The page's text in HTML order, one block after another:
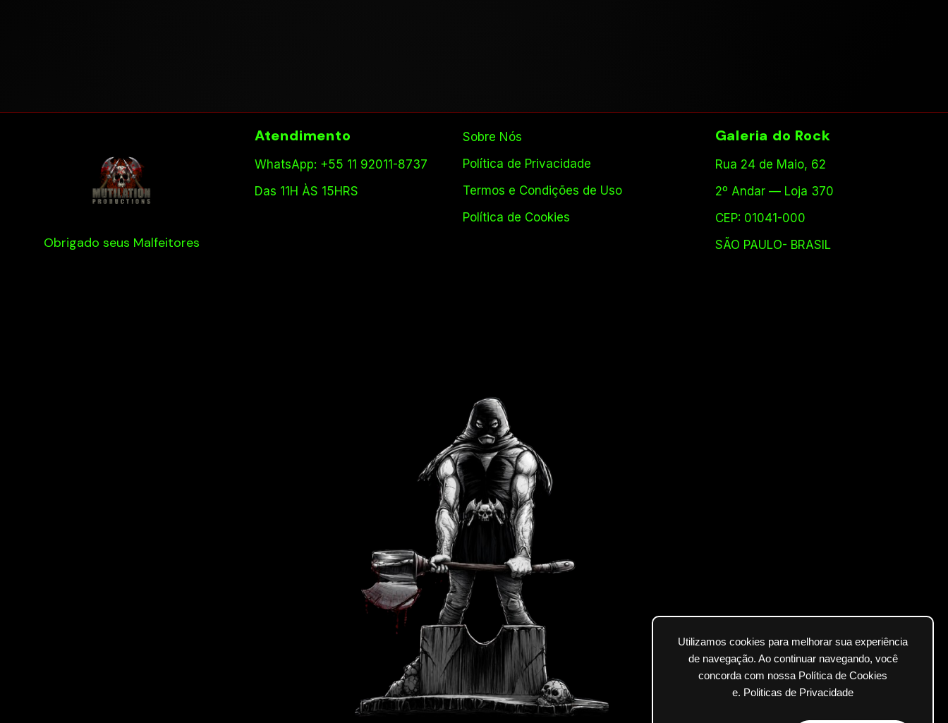
Utilizamos cookies para melhorar sua experiência
de navegação. Ao continuar navegando, você
concorda com nossa Política de Cookies
e. Politicas de Privacidade
Obrigado seus Malfeitores
Atendimento
WhatsApp: +55 11 92011-8737
Das 11H ÀS 15HRS
Sobre Nós
Política de Privacidade
Termos e Condições de Uso
Política de Cookies
Galeria do Rock
Rua 24 de Maio, 62
2º Andar — Loja 370
CEP: 01041-000
SÃO PAULO- BRASIL